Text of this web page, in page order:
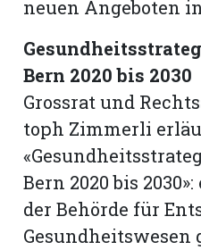
neuen Angeboten
Bern 2020 bis 2030
Grossrat und
toph Zimmerli
Bern 2020 bis
der Behörde für
Gesundheitswesen